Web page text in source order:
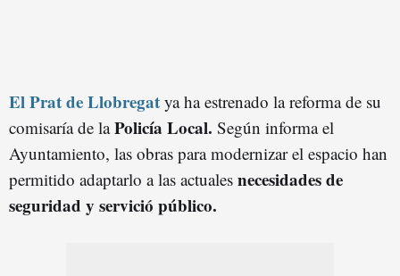
El Prat de Llobregat ya ha estrenado la reforma de su
comisaría de laPolicía Local. Según informa el
Ayuntamiento, las obras para modernizar el espacio han
permitido adaptarlo a las actuales necesidades de
seguridad y servició público.